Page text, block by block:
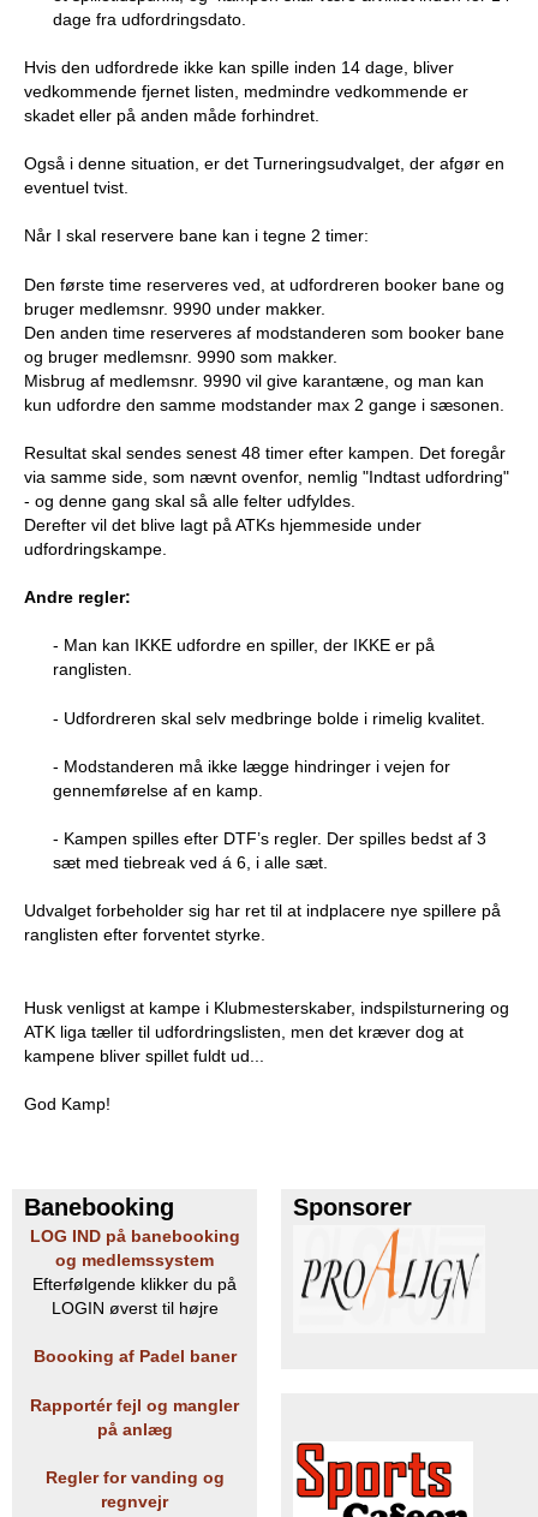
dage fra udfordringsdato.
Hvis den udfordrede ikke kan spille inden 14 dage, bliver
vedkommende fjernet listen, medmindre vedkommende er
skadet eller på anden måde forhindret.
Også i denne situation, er det Turneringsudvalget, der afgør en
eventuel tvist.
Når I skal reservere bane kan i tegne 2 timer:
Den første time reserveres ved, at udfordreren booker bane og
bruger medlemsnr. 9990 under makker.
Den anden time reserveres af modstanderen som booker bane
og bruger medlemsnr. 9990 som makker.
Misbrug af medlemsnr. 9990 vil give karantæne, og man kan
kun udfordre den samme modstander max 2 gange i sæsonen.
Resultat skal sendes senest 48 timer efter kampen. Det foregår
via samme side, som nævnt ovenfor, nemlig "Indtast udfordring"
- og denne gang skal så alle felter udfyldes.
Derefter vil det blive lagt på ATKs hjemmeside under
udfordringskampe.
Andre regler:
- Man kan IKKE udfordre en spiller, der IKKE er på
ranglisten.
- Udfordreren skal selv medbringe bolde i rimelig kvalitet.
- Modstanderen må ikke lægge hindringer i vejen for
gennemførelse af en kamp.
- Kampen spilles efter DTF’s regler. Der spilles bedst af 3
sæt med tiebreak ved á 6, i alle sæt.
Udvalget forbeholder sig har ret til at indplacere nye spillere på
ranglisten efter forventet styrke.
Husk venligst at kampe i Klubmesterskaber, indspilsturnering og
ATK liga tæller til udfordringslisten, men det kræver dog at
kampene bliver spillet fuldt ud...
God Kamp!
Banebooking
LOG IND på banebooking
og medlemssystem
Efterfølgende klikker du på
LOGIN øverst til højre
Boooking af Padel baner
Rapportér fejl og mangler
på anlæg
Regler for vanding og
regnvejr
Sponsorer